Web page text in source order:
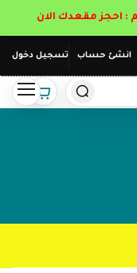
انشئ حساب تسجيل دخول